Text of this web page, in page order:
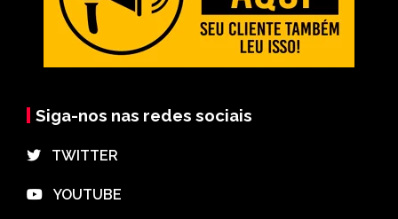
Siga-nos nas redes sociais
⠀TWITTER
⠀YOUTUBE